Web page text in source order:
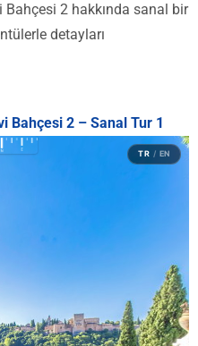
2 hakkında sanal bir
detayları
Bahçesi 2 – Sanal Tur 1